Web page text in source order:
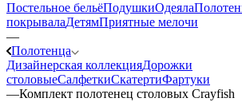
Постельное бельёПодушкиОдеяла
покрывалаДетямПриятные мелочи
—
Полотенца
Дизайнерская коллекцияДорожки
столовыеСалфеткиСкатертиФартуки
—Комплект полотенец столовых Crayfish